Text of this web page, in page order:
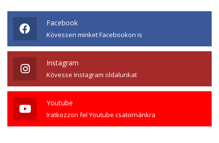
Facebook
Kövessen minket Facebookon is
Instagram
Kövesse Instagram oldalunkat
Youtube
Iratkozzon fel Youtube csatornánkra